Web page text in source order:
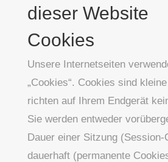
dieser Website
Cookies
Unsere Internetseiten
„Cookies“. Cookies sind
richten auf Ihrem Endgerät
Sie werden entweder
Dauer einer Sitzung (Session-
dauerhaft (permanente